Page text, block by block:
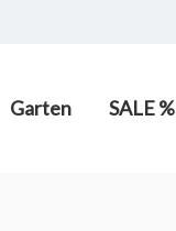
Garten SALE %